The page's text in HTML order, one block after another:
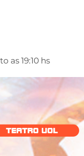
as 19:10 hs